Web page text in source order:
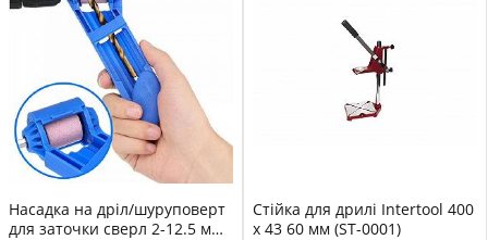
Насадка на дріл/шуруповерт
для заточки сверл 2-12.5 мм
Стійка для дрилі Intertool 400
х 43 60 мм (ST-0001)